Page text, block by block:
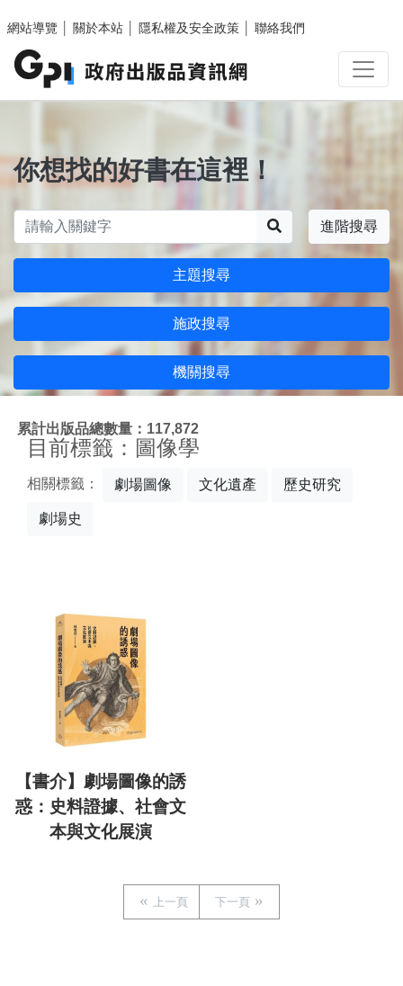
網站導覽
關於本站 隱私權及安全政策 聯絡我們
你想找的好書在這裡！
進階搜尋
主題搜尋
施政搜尋
機關搜尋
累計出版品總數量：117,872
目前標籤：圖像學
相關標籤： 劇場圖像 文化遺產 歷史研究
劇場史
【書介】劇場圖像的誘
惑：史料證據、社會文
本與文化展演
上一頁 下一頁